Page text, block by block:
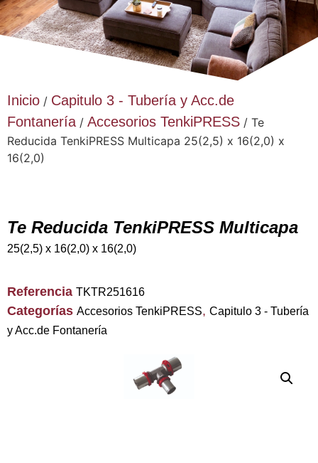
Inicio / Capitulo 3 - Tubería y Acc.de
Fontanería/ Accesorios TenkiPRESS / Te
Reducida TenkiPRESS Multicapa 25(2,5) x 16(2,0) x
16(2,0)
Te Reducida TenkiPRESS Multicapa
25(2,5) x 16(2,0) x 16(2,0)
Referencia TKTR251616
Categorías Accesorios TenkiPRESS, Capitulo 3 - Tubería
y Acc.de Fontanería